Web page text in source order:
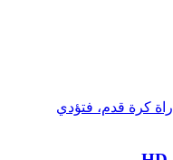
كرة قدم، فتؤدي